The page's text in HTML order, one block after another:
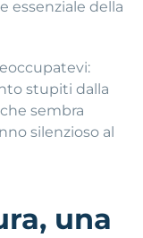
essenziale della
stupiti dalla
sembra
silenzioso al
una